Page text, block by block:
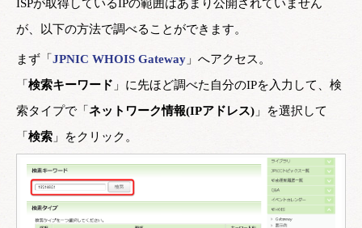
ISPが取得しているIPの範囲はあまり公開されていません
が、以下の方法で調べることができます。
まず「 JPNIC WHOIS Gateway 」へアクセス。
「 検索キーワード 」に先ほど調べた自分のIPを入力して、検
索タイプで「 ネットワーク情報(IPアドレス) 」を選択して
「 検索 」をクリック。